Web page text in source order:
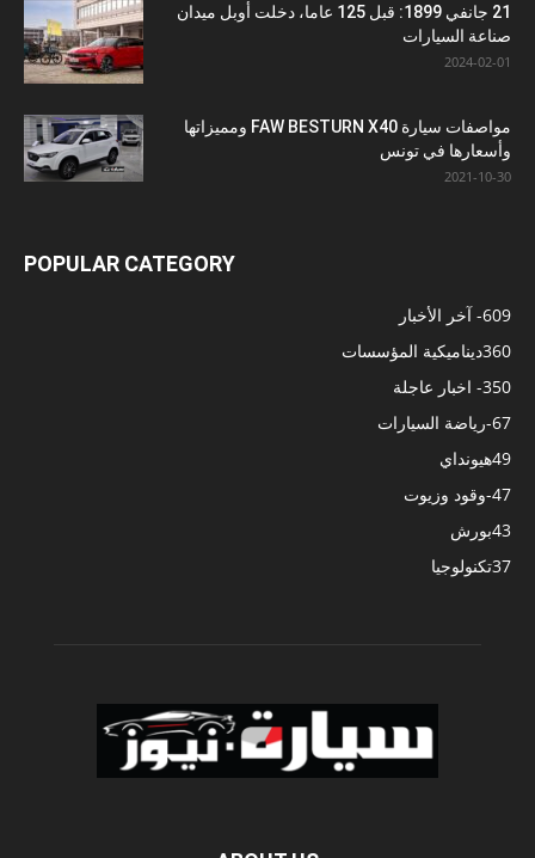
21 جانفي 1899: قبل 125 عاما، دخلت أوبل ميدان
صناعة السيارات
2024-02-01
مواصفات سيارة FAW BESTURN X40 ومميزاتها
وأسعارها في تونس
2021-10-30
POPULAR CATEGORY
- آخر الأخبار609
ديناميكية المؤسسات360
- اخبار عاجلة350
-رياضة السيارات67
هيونداي49
-وقود وزيوت47
بورش43
تكنولوجيا37